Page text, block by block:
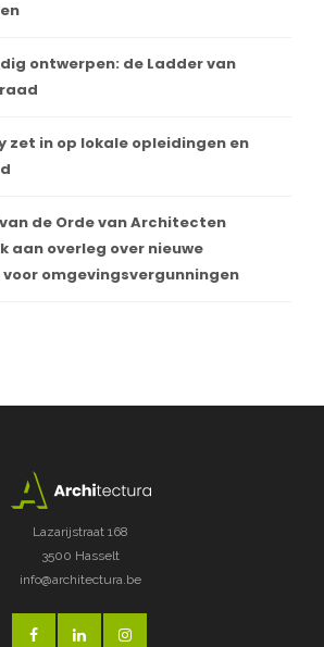
ontwerpen: de Ladder van
zet in op lokale opleidingen en
de Orde van Architecten
aan overleg over nieuwe
omgevingsvergunningen
Lazarijstraat 168
3500 Hasselt
info@architectura.be